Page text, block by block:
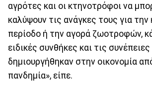
αγρότες και οι κτηνοτρόφοι να
καλύψουν τις ανάγκες τους για την
περίοδο ή την αγορά ζωοτροφών,
ειδικές συνθήκες και τις
δημιουργήθηκαν στην οικονομία
πανδημία», είπε.